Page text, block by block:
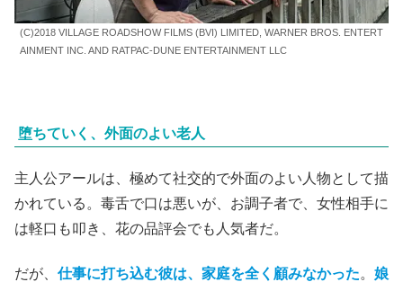
(C)2018 VILLAGE ROADSHOW FILMS (BVI) LIMITED, WARNER BROS. ENTERT
AINMENT INC. AND RATPAC-DUNE ENTERTAINMENT LLC
堕ちていく、外面のよい老人
主人公アールは、極めて社交的で外面のよい人物として描
かれている。毒舌で口は悪いが、お調子者で、女性相手に
は軽口も叩き、花の品評会でも人気者だ。
だが、 仕事に打ち込む彼は、家庭を全く顧みなかった。 娘